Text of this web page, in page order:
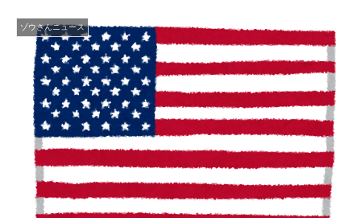
ゾウさんニュース